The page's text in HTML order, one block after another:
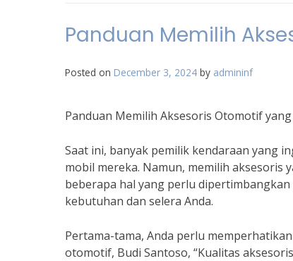
Panduan Memilih
Posted on December 3, 2024 by admininf
Panduan Memilih Aksesoris Otomotif
Saat ini, banyak pemilik kendaraan yang
mobil mereka. Namun, memilih aksesoris
beberapa hal yang perlu
kebutuhan dan selera Anda.
Pertama-tama, Anda perlu
otomotif, Budi Santoso, “Kualitas